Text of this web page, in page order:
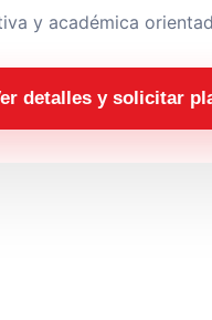
y académica
detalles y solicitar